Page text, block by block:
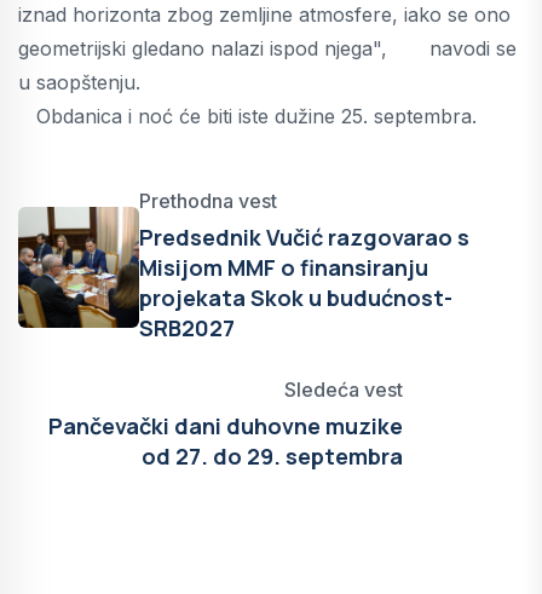
iznad horizonta zbog zemljine atmosfere, iako se ono
geometrijski gledano nalazi ispod njega", navodi se
u saopštenju.
Obdanica i noć će biti iste dužine 25. septembra.
Prethodna vest
Predsednik Vučić razgovarao s
Misijom MMF o finansiranju
projekata Skok u budućnost-
SRB2027
Sledeća vest
Pančevački dani duhovne muzike
od 27. do 29. septembra